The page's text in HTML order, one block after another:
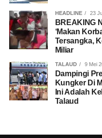
HEADLINE 23
BREAKING
‘Makan
Tersangka,
Miliar
TALAUD 9 Mei
Dampingi
Kungker Di
Ini Adalah
Talaud